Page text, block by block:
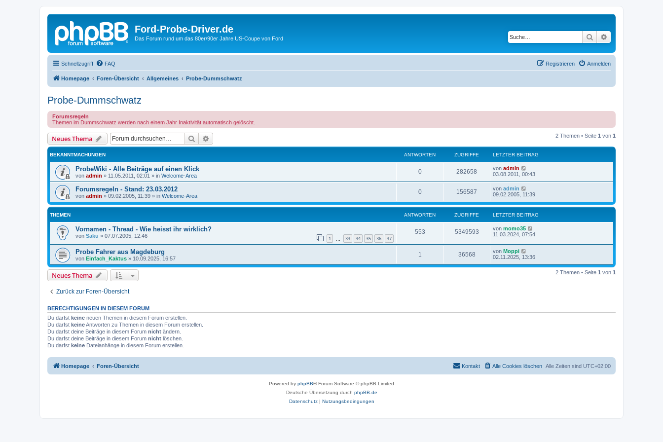
Ford-Probe-Driver.de
Das Forum rund um das 80er/90er Jahre US-Coupe von Ford Suche
Schnellzugriff FAQ Anmelden
Registrieren
Homepage Foren-Übersicht Allgemeines Probe-Dummschwatz
Probe-Dummschwatz
Forumsregeln
Themen im Dummschwatz werden nach einem Jahr Inaktivität automatisch gelöscht.
Neues Thema Suche 2 Themen • Seite 1 von 1
BEKANNTMACHUNGEN ANTWORTEN ZUGRIFFE LETZTER BEITRAG
ProbeWiki - Alle Beiträge auf einen Klick
von admin » 11.05.2011, 02:01 » in Welcome-Area
0 282658 von admin
03.08.2011, 00:43
Forumsregeln - Stand: 23.03.2012
von admin » 09.02.2005, 11:39 » in Welcome-Area
0 156587 von admin
09.02.2005, 11:39
THEMEN ANTWORTEN ZUGRIFFE LETZTER BEITRAG
Vornamen - Thread - Wie heisst ihr wirklich?
von Saku » 07.07.2005, 12:46 1 33 34 35 36 37
553 5349593 von momo35
11.03.2024, 07:54
Probe Fahrer aus Magdeburg
von Einfach_Kaktus » 10.09.2025, 16:57
1 36568 von Moppi
02.11.2025, 13:36
Neues Thema 2 Themen • Seite 1 von 1
Zurück zur Foren-Übersicht
BERECHTIGUNGEN IN DIESEM FORUM
Du darfst keine neuen Themen in diesem Forum erstellen.
Du darfst keineAntworten zu Themen in diesem Forum erstellen.
Du darfst deine Beiträge in diesem Forum nicht ändern.
Du darfst deine Beiträge in diesem Forum nicht löschen.
Du darfst keine Dateianhänge in diesem Forum erstellen.
Homepage Foren-Übersicht Alle Zeiten sind UTC+02:00
Alle Cookies löschen
Kontakt
Powered by phpBB® Forum Software © phpBB Limited
Deutsche Übersetzung durch phpBB.de
Datenschutz| Nutzungsbedingungen